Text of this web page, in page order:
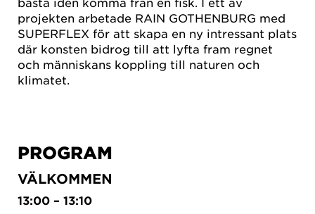
FÖR
YouTube
projekten arbetade RAIN GOTHENBURG med
SUPERFLEX för att skapa en ny intressant plats
där konsten bidrog till att lyfta fram regnet
och människans koppling till naturen och
klimatet.
PROGRAM
VÄLKOMMEN
13:00 – 13:10